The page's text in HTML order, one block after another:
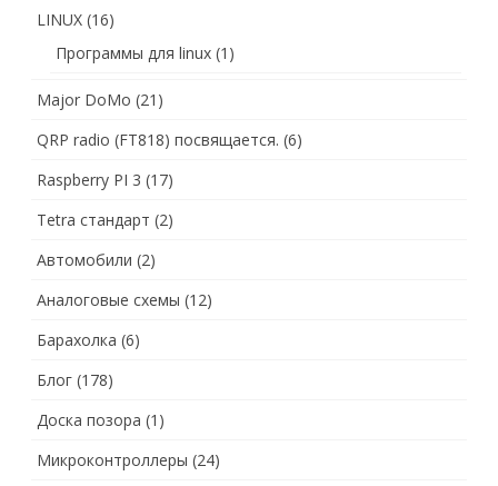
LINUX (16)
Программы для linux (1)
Major DoMo (21)
QRP radio (FT818) посвящается. (6)
Raspberry PI 3 (17)
Tetra стандарт (2)
Автомобили (2)
Аналоговые схемы (12)
Барахолка (6)
Блог (178)
Доска позора (1)
Микроконтроллеры (24)